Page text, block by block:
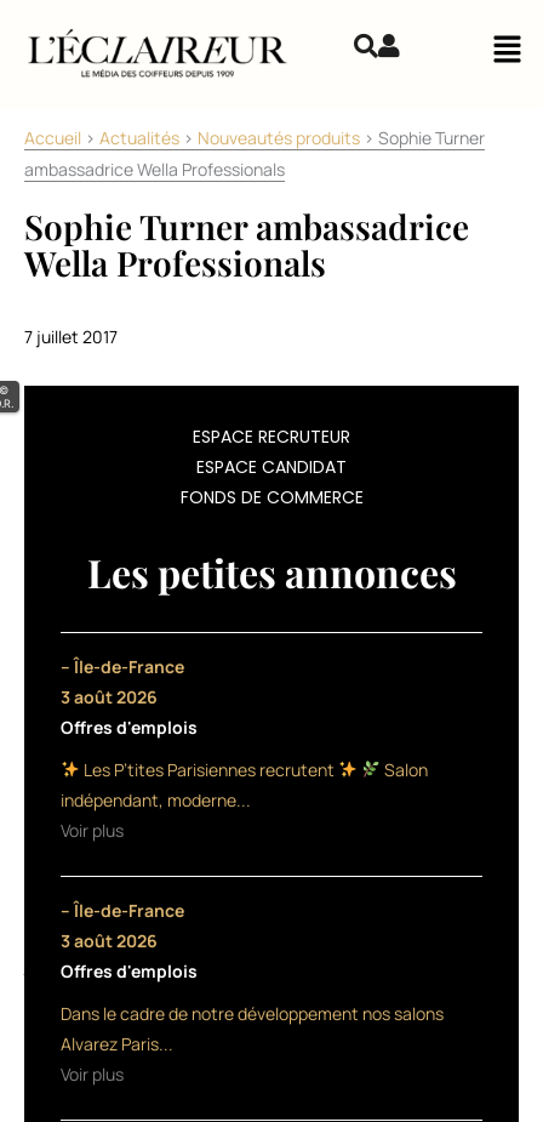
Accueil > Actualités > Nouveautés produits > Sophie Turner
ambassadrice Wella Professionals
Sophie Turner ambassadrice
Wella Professionals
7 juillet 2017
©
première
ambassadrice
Internationale.
choix
s’est
l’actrice
Turner
joue
personnages
principaux
(Sansa
ESPACE RECRUTEUR
ESPACE CANDIDAT
FONDS DE COMMERCE
Les petites annonces
– Île-de-France
3 août 2026
Offres d'emplois
Les P’tites Parisiennes recrutent
Salon
indépendant, moderne...
Voir plus
– Île-de-France
3 août 2026
Offres d'emplois
Dans le cadre de notre développement nos salons
Alvarez Paris...
Voir plus